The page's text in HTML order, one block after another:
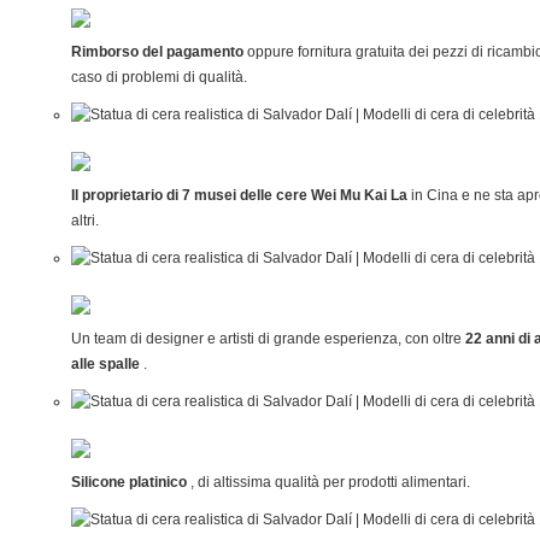
Rimborso del pagamentooppure fornitura gratuita dei pezzi di
caso di problemi di qualità.
Il proprietario di 7 musei delle cere Wei Mu Kai Lain Cina e ne sta
altri.
Un team di designer e artisti di grande esperienza, con oltre 22 anni di
alle spalle.
Silicone platinico, di altissima qualità per prodotti alimentari.